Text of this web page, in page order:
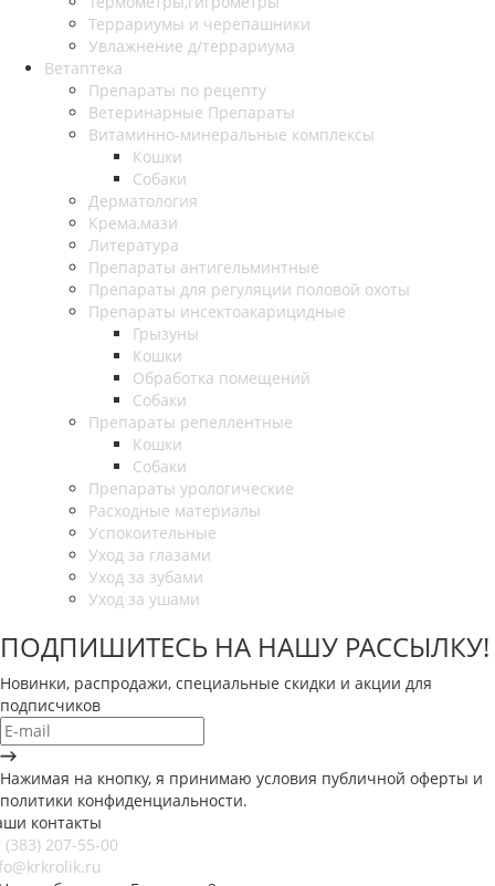
Террариумы и черепашники
Увлажнение д/террариума
Ветаптека
Препараты по рецепту
Ветеринарные Препараты
Витаминно-минеральные комплексы
Кошки
Собаки
Дерматология
Крема,мази
Литература
Препараты антигельминтные
Препараты для регуляции половой охоты
Препараты инсектоакарицидные
Грызуны
Кошки
Обработка помещений
Собаки
Препараты репеллентные
Кошки
Собаки
Препараты урологические
Расходные материалы
Успокоительные
Уход за глазами
Уход за зубами
Уход за ушами
ПОДПИШИТЕСЬ НА НАШУ РАССЫЛКУ!
Новинки, распродажи, специальные скидки и акции для
подписчиков
Нажимая на кнопку, я принимаю условия публичной оферты и
политики конфиденциальности.
контакты
(383) 207-55-00